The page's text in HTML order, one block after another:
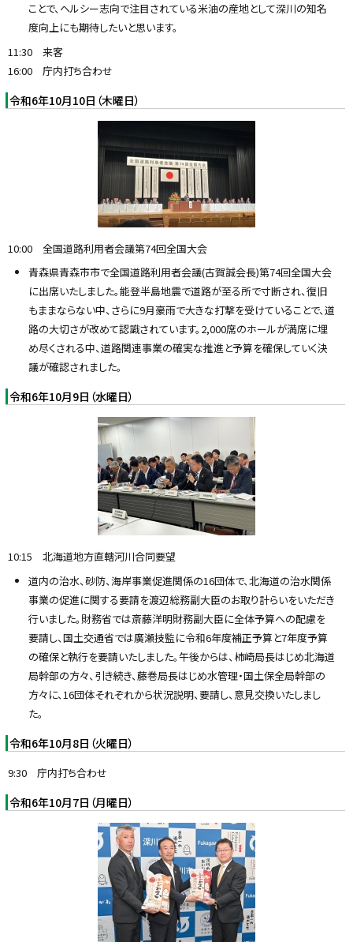
ことで、ヘルシー志向で注目されている米油の産地として深川の知名
度向上にも期待したいと思います。
11:30 来客
16:00 庁内打ち合わせ
令和6年10月10日（木曜日）
10:00 全国道路利用者会議第74回全国大会
青森県青森市市で全国道路利用者会議(古賀誠会長)第74回全国大会
に出席いたしました。能登半島地震で道路が至る所で寸断され、復旧
もままならない中、さらに9月豪雨で大きな打撃を受けていることで、道
路の大切さが改めて認識されています。2,000席のホールが満席に埋
め尽くされる中、道路関連事業の確実な推進と予算を確保していく決
議が確認されました。
令和6年10月9日（水曜日）
10:15 北海道地方直轄河川合同要望
道内の治水、砂防、海岸事業促進関係の16団体で、北海道の治水関係
事業の促進に関する要請を渡辺総務副大臣のお取り計らいをいただき
行いました。財務省では斎藤洋明財務副大臣に全体予算への配慮を
要請し、国土交通省では廣瀬技監に令和6年度補正予算と7年度予算
の確保と執行を要請いたしました。午後からは、柿崎局長はじめ北海道
局幹部の方々、引き続き、藤巻局長はじめ水管理・国土保全局幹部の
方々に、16団体それぞれから状況説明、要請し、意見交換いたしまし
た。
令和6年10月8日（火曜日）
9:30 庁内打ち合わせ
令和6年10月7日（月曜日）